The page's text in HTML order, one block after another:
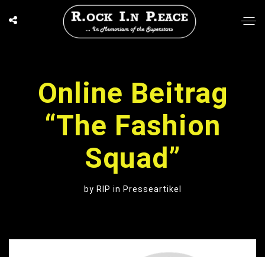
Online Beitrag
“The Fashion
Squad”
by RIP in Presseartikel